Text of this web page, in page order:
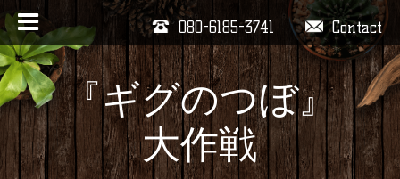
Contact
080-6185-3741
『ギグのつぼ』
大作戦